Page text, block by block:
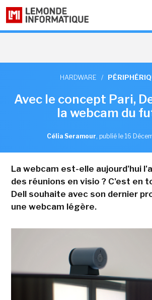
HARDWARE /
Avec le concept Pari,
la webcam du
Célia Seramour, publié le 16
La webcam est-elle aujourd'hui
des réunions en visio ? C'est en
Dell souhaite avec son dernier
une webcam légère.